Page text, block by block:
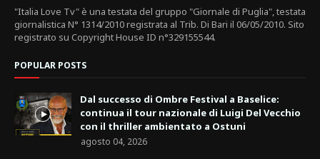
"Italia Love Tv" è una testata del gruppo "Giornale di Puglia", testata
giornalistica N° 1314/2010 registrata al Trib. Di Bari il 06/05/2010. Sito
registrato su Copyright House ID n°329155544.
POPULAR POSTS
Dal successo di Ombre Festival a Baselice:
continua il tour nazionale di Luigi Del Vecchio
con il thriller ambientato a Ostuni
agosto 04, 2026